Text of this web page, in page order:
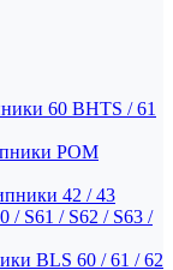
60 BHTS / 61
POM
42 / 43
S61 / S62 / S63 /
BLS 60 / 61 / 62